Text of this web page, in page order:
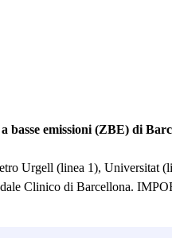
basse emissioni (ZBE) di
Urgell (linea 1), Universitat
Clinico di Barcellona.